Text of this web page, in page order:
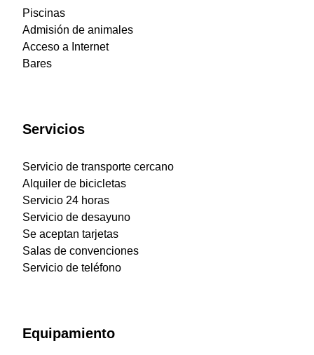
Piscinas
Admisión de animales
Acceso a Internet
Bares
Servicios
Servicio de transporte cercano
Alquiler de bicicletas
Servicio 24 horas
Servicio de desayuno
Se aceptan tarjetas
Salas de convenciones
Servicio de teléfono
Equipamiento